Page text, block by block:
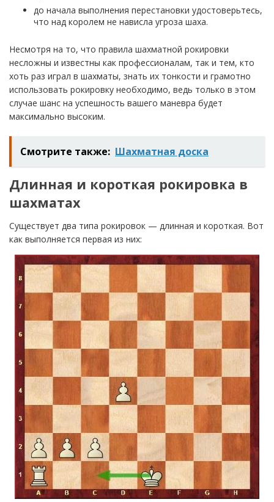
до начала выполнения перестановки удостоверьтесь,
что над королем не нависла угроза шаха.
Несмотря на то, что правила шахматной рокировки
несложны и известны как профессионалам, так и тем, кто
хоть раз играл в шахматы, знать их тонкости и грамотно
использовать рокировку необходимо, ведь только в этом
случае шанс на успешность вашего маневра будет
максимально высоким.
Смотрите также: Шахматная доска
Длинная и короткая рокировка в
шахматах
Существует два типа рокировок — длинная и короткая. Вот
как выполняется первая из них: